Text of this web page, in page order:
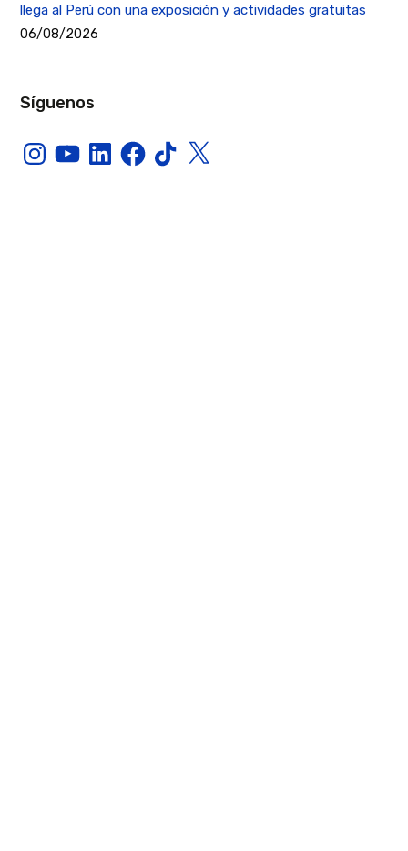
llega al Perú con una exposición y actividades gratuitas
06/08/2026
Síguenos
InstagramYouTubeLinkedInFacebook
TikTokX